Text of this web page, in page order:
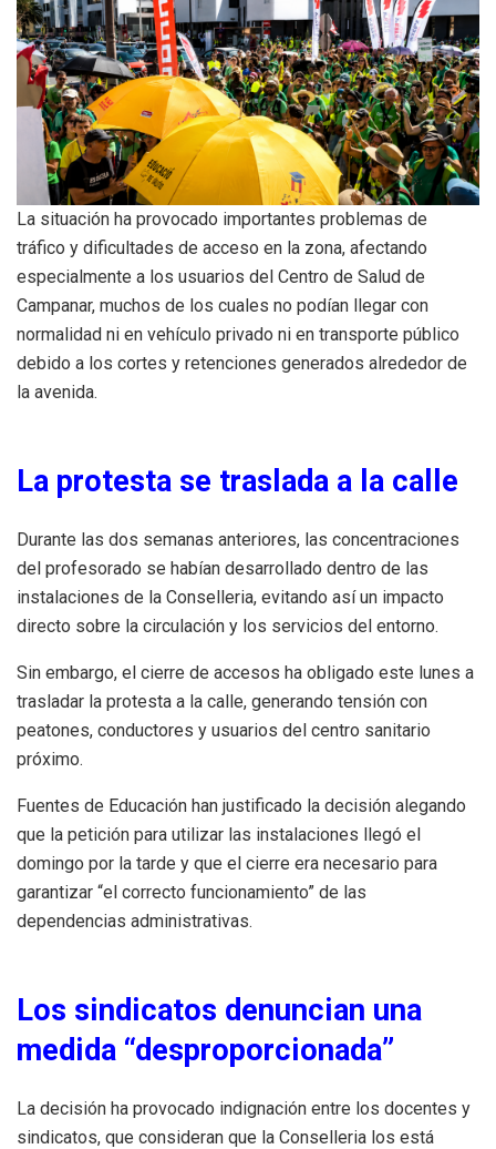
La situación ha provocado importantes problemas de
tráfico y dificultades de acceso en la zona, afectando
especialmente a los usuarios del Centro de Salud de
Campanar, muchos de los cuales no podían llegar con
normalidad ni en vehículo privado ni en transporte público
debido a los cortes y retenciones generados alrededor de
la avenida.
La protesta se traslada a la calle
Durante las dos semanas anteriores, las concentraciones
del profesorado se habían desarrollado dentro de las
instalaciones de la Conselleria, evitando así un impacto
directo sobre la circulación y los servicios del entorno.
Sin embargo, el cierre de accesos ha obligado este lunes a
trasladar la protesta a la calle, generando tensión con
peatones, conductores y usuarios del centro sanitario
próximo.
Fuentes de Educación han justificado la decisión alegando
que la petición para utilizar las instalaciones llegó el
domingo por la tarde y que el cierre era necesario para
garantizar “el correcto funcionamiento” de las
dependencias administrativas.
Los sindicatos denuncian una
medida “desproporcionada”
La decisión ha provocado indignación entre los docentes y
sindicatos, que consideran que la Conselleria los está